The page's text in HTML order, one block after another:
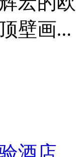
壁画...
酒店